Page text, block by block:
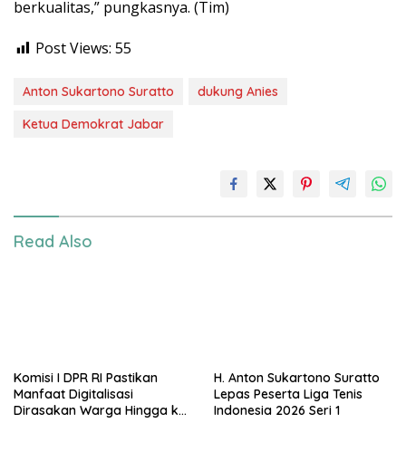
berkualitas,” pungkasnya. (Tim)
Post Views: 55
Anton Sukartono Suratto
dukung Anies
Ketua Demokrat Jabar
Read Also
Komisi I DPR RI Pastikan
Manfaat Digitalisasi
Dirasakan Warga Hingga ke
H. Anton Sukartono Suratto
Lepas Peserta Liga Tenis
Indonesia 2026 Seri 1